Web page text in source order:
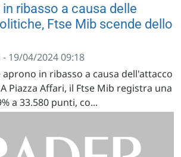
ribasso a causa delle
Ftse Mib scende dello
19/04/2024 09:18
in ribasso a causa dell'attacco
Piazza Affari, il Ftse Mib registra una
a 33.580 punti, co...